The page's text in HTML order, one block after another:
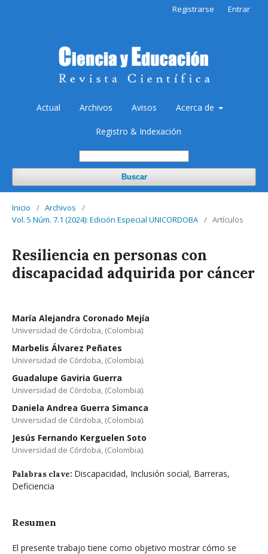
Actual Archivos Avisos Acerca de
Registro & Indexación
Buscar
Registrarse Entrar
Inicio / Archivos
/
Vol. 5 Núm. 7.1 (2024): Edición Especial UNICORDOBA / Artículos
Resiliencia en personas con
discapacidad adquirida por cáncer
María Alejandra Coronado Mejía
Universidad de Córdoba, (Colombia).
Marbelis Álvarez Peñates
Universidad de Córdoba, (Colombia).
Guadalupe Gaviria Guerra
Universidad de Córdoba, (Colombia).
Daniela Andrea Guerra Simanca
Universidad de Córdoba, (Colombia).
Jesús Fernando Kerguelen Soto
Universidad de Córdoba, (Colombia).
Palabras clave: Discapacidad, Inclusión social, Barreras,
Deficiencia
Resumen
El presente trabajo tiene como objetivo mostrar cómo se